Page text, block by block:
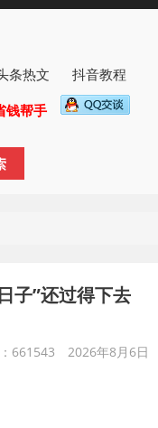
条热文
抖音教程
钱帮手
子”还过得下去
661543
2026年8月6日